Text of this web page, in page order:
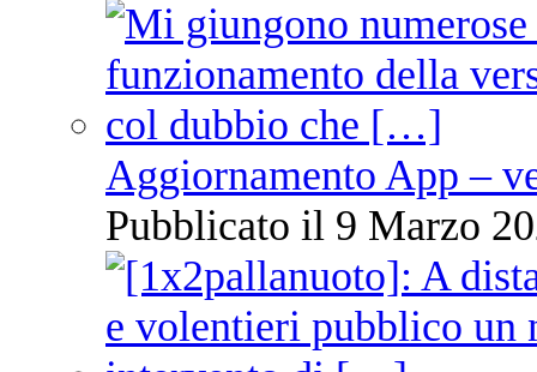
Aggiornamento App –
Pubblicato il 9 Marzo